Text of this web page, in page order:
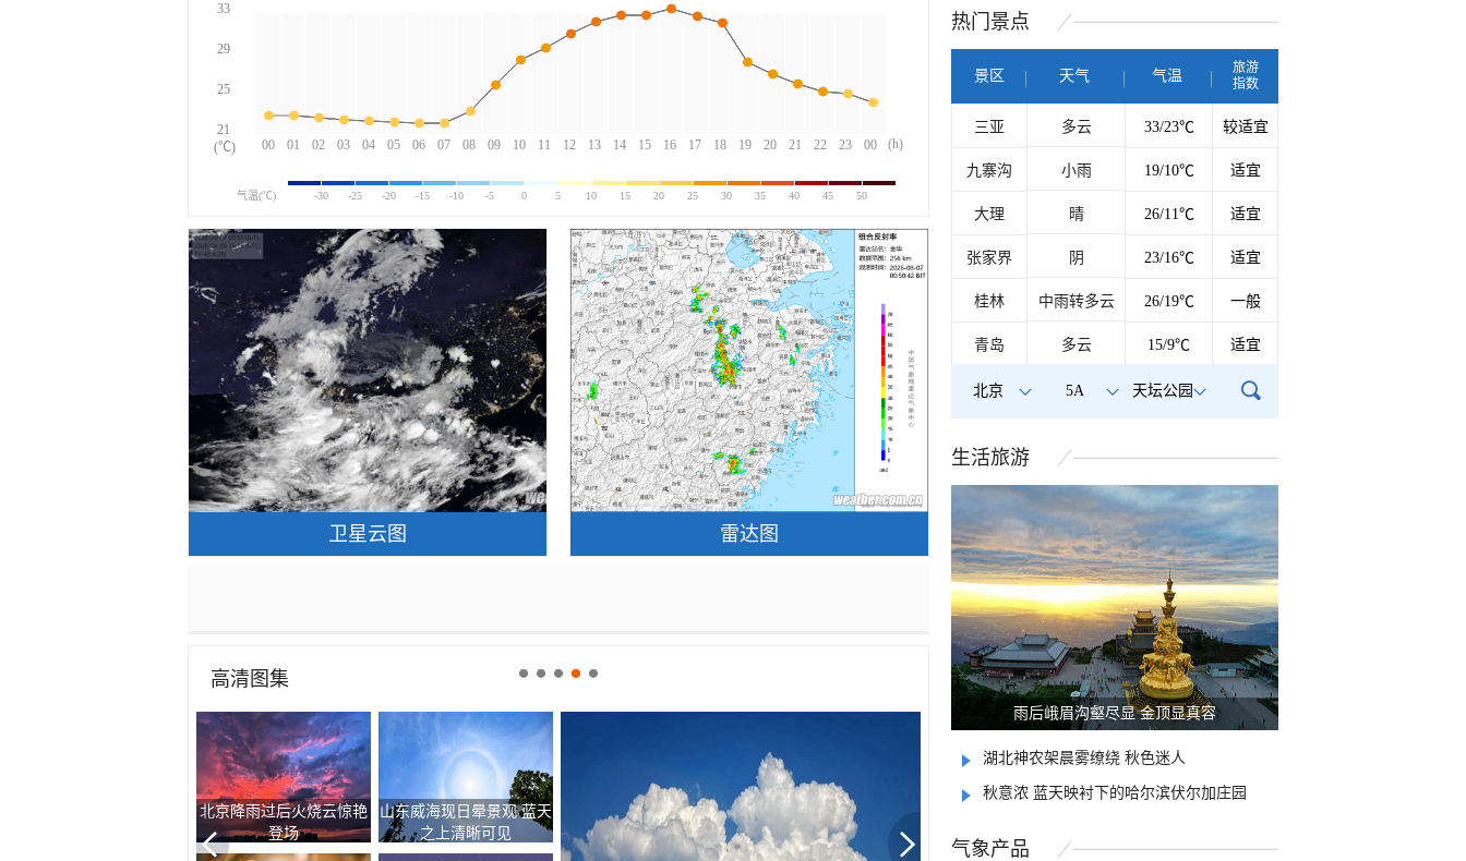
00 01 02 03 04 05 06 07 08 09 10 11 12 13 14 15 16 17 18 19 20 21 22 23 00
33
29
25
21
(h)
(℃)
气温(℃) -30 -25 -20 -15 -10 -5 0 5 10 15 20 25 30 35 40 45 50
卫星云图 雷达图
高清图集
北京降雨过后火烧云惊艳
登场
山东威海现日晕景观 蓝天
之上清晰可见
热门 景点
景区 天气 气温
旅游
指数
三亚 多云 33/23℃ 较适宜
九寨沟 小雨 19/10℃ 适宜
大理 晴 26/11℃ 适宜
张家界 阴 23/16℃ 适宜
桂林 中雨转多云 26/19℃ 一般
青岛 多云 15/9℃ 适宜
北京 5A 天坛公园
生活旅游
雨后峨眉沟壑尽显 金顶显真容
湖北神农架晨雾缭绕 秋色迷人
秋意浓 蓝天映衬下的哈尔滨伏尔加庄园
气象产品